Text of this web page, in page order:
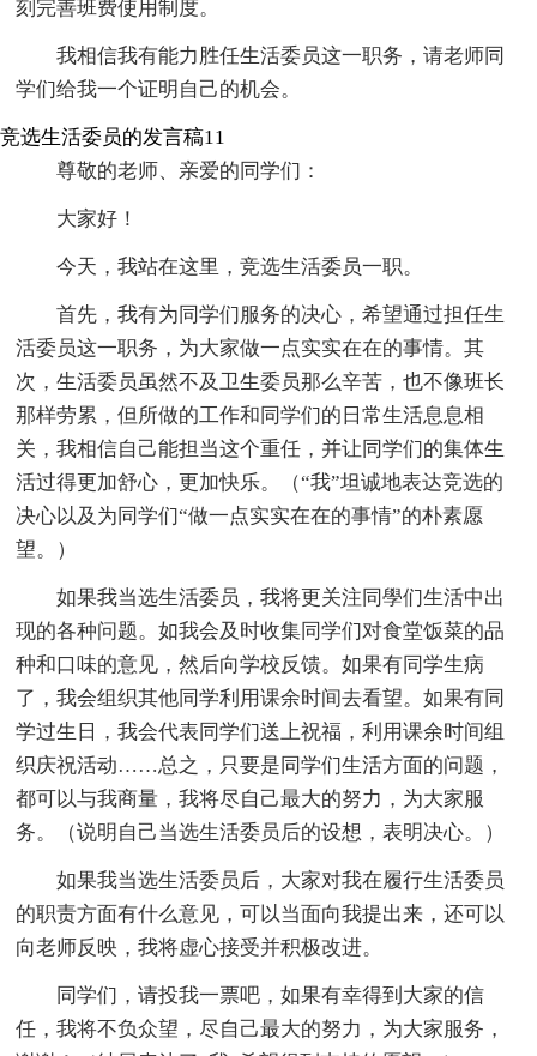
刻完善班费使用制度。
我相信我有能力胜任生活委员这一职务，请老师同
学们给我一个证明自己的机会。
竞选生活委员的发言稿11
尊敬的老师、亲爱的同学们：
大家好！
今天，我站在这里，竞选生活委员一职。
首先，我有为同学们服务的决心，希望通过担任生
活委员这一职务，为大家做一点实实在在的事情。其
次，生活委员虽然不及卫生委员那么辛苦，也不像班长
那样劳累，但所做的工作和同学们的日常生活息息相
关，我相信自己能担当这个重任，并让同学们的集体生
活过得更加舒心，更加快乐。（“我”坦诚地表达竞选的
决心以及为同学们“做一点实实在在的事情”的朴素愿
望。）
如果我当选生活委员，我将更关注同學们生活中出
现的各种问题。如我会及时收集同学们对食堂饭菜的品
种和口味的意见，然后向学校反馈。如果有同学生病
了，我会组织其他同学利用课余时间去看望。如果有同
学过生日，我会代表同学们送上祝福，利用课余时间组
织庆祝活动……总之，只要是同学们生活方面的问题，
都可以与我商量，我将尽自己最大的努力，为大家服
务。（说明自己当选生活委员后的设想，表明决心。）
如果我当选生活委员后，大家对我在履行生活委员
的职责方面有什么意见，可以当面向我提出来，还可以
向老师反映，我将虚心接受并积极改进。
同学们，请投我一票吧，如果有幸得到大家的信
任，我将不负众望，尽自己最大的努力，为大家服务，